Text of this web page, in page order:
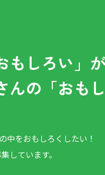
もしろい」
んの 「おも
中をおもしろくしたい！
しています。